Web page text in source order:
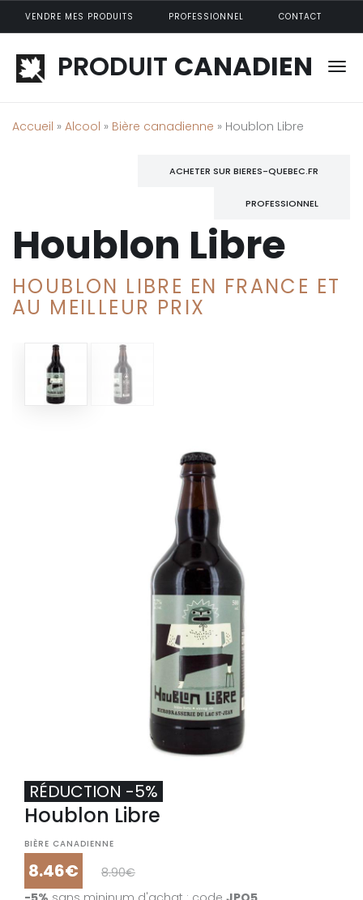
Aller au contenu principal
VENDRE MES PRODUITS PROFESSIONNEL CONTACT
PRODUIT CANADIEN
Accueil » Alcool » Bière canadienne » Houblon Libre
ACHETER SUR BIERES-QUEBEC.FR
PROFESSIONNEL
Houblon Libre
HOUBLON LIBRE EN FRANCE ET
AU MEILLEUR PRIX
Houblon Libre
BIÈRE CANADIENNE
8.46€
8.90€
RÉDUCTION -5%